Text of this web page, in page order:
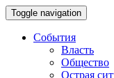
Toggle navigation
События
Власть
Общество
Острая